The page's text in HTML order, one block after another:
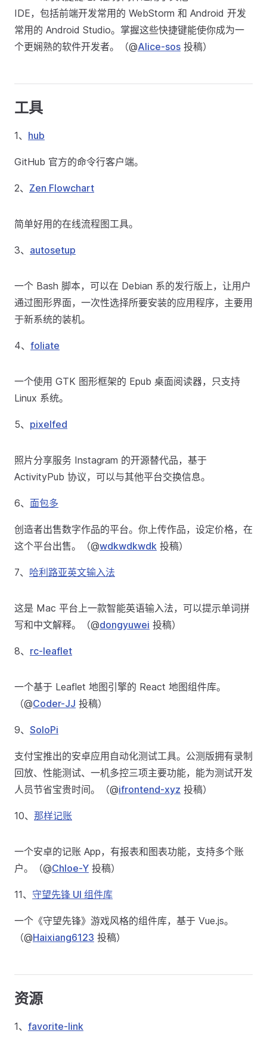
IDE，包括前端开发常用的 WebStorm 和 Android 开发
常用的 Android Studio。掌握这些快捷键能使你成为一
个更娴熟的软件开发者。（@Alice-sos 投稿）
工具
1、 hub
GitHub 官方的命令行客户端。
2、 Zen Flowchart
简单好用的在线流程图工具。
3、 autosetup
一个 Bash 脚本，可以在 Debian 系的发行版上，让用户
通过图形界面，一次性选择所要安装的应用程序，主要用
于新系统的装机。
4、 foliate
一个使用 GTK 图形框架的 Epub 桌面阅读器，只支持
Linux 系统。
5、 pixelfed
照片分享服务 Instagram 的开源替代品，基于
ActivityPub 协议，可以与其他平台交换信息。
6、 面包多
创造者出售数字作品的平台。你上传作品，设定价格，在
这个平台出售。（@wdkwdkwdk 投稿）
7、 哈利路亚英文输入法
这是 Mac 平台上一款智能英语输入法，可以提示单词拼
写和中文解释。（@dongyuwei 投稿）
8、 rc-leaflet
一个基于 Leaflet 地图引擎的 React 地图组件库。
（@Coder-JJ 投稿）
9、 SoloPi
支付宝推出的安卓应用自动化测试工具。公测版拥有录制
回放、性能测试、一机多控三项主要功能，能为测试开发
人员节省宝贵时间。（@ifrontend-xyz 投稿）
10、 那样记账
一个安卓的记账 App，有报表和图表功能，支持多个账
户。（@Chloe-Y 投稿）
11、 守望先锋 UI 组件库
一个《守望先锋》游戏风格的组件库，基于 Vue.js。
（@Haixiang6123 投稿）
资源
1、 favorite-link